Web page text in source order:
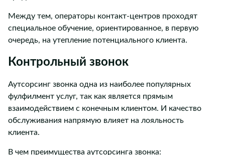
Между тем, операторы контакт-центров проходят
специальное обучение, ориентированное, в первую
очередь, на утепление потенциального клиента.
Контрольный звонок
Аутсорсинг звонка одна из наиболее популярных
фулфилмент услуг, так как является прямым
взаимодействием с конечным клиентом. И качество
обслуживания напрямую влияет на лояльность
клиента.
В чем преимущества аутсорсинга звонка: